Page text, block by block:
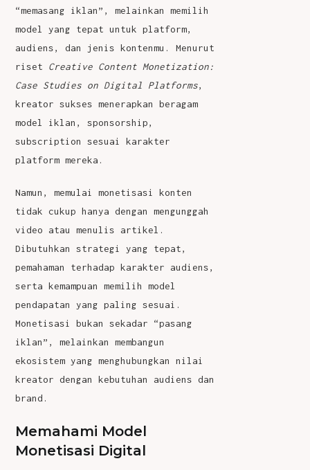
“memasang iklan”, melainkan memilih
model yang tepat untuk platform,
audiens, dan jenis kontenmu. Menurut
riset Creative Content Monetization:
Case Studies on Digital Platforms,
kreator sukses menerapkan beragam
model iklan, sponsorship,
subscription sesuai karakter
platform mereka.
Namun, memulai monetisasi konten
tidak cukup hanya dengan mengunggah
video atau menulis artikel.
Dibutuhkan strategi yang tepat,
pemahaman terhadap karakter audiens,
serta kemampuan memilih model
pendapatan yang paling sesuai.
Monetisasi bukan sekadar “pasang
iklan”, melainkan membangun
ekosistem yang menghubungkan nilai
kreator dengan kebutuhan audiens dan
brand.
Memahami Model
Monetisasi Digital